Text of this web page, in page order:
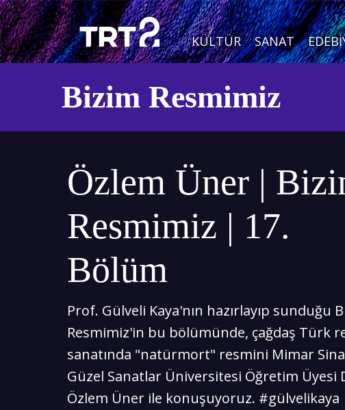
KÜLTÜR SANAT
Bizim Resmimiz
Özlem Üner |
Resmimiz | 17.
Bölüm
Prof. Gülveli Kaya'nın hazırlayıp sunduğu
Resmimiz'in bu bölümünde, çağdaş Türk
sanatında "natürmort" resmini Mimar
Güzel Sanatlar Üniversitesi Öğretim Üyesi
Özlem Üner ile konuşuyoruz. #gülvelikaya